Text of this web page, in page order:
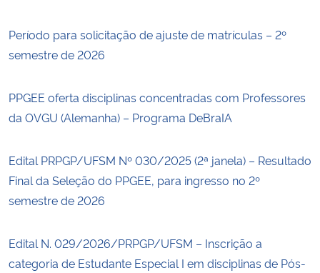
Período para solicitação de ajuste de matrículas – 2º
semestre de 2026
PPGEE oferta disciplinas concentradas com Professores
da OVGU (Alemanha) – Programa DeBraIA
Edital PRPGP/UFSM Nº 030/2025 (2ª janela) – Resultado
Final da Seleção do PPGEE, para ingresso no 2º
semestre de 2026
Edital N. 029/2026/PRPGP/UFSM – Inscrição a
categoria de Estudante Especial I em disciplinas de Pós-